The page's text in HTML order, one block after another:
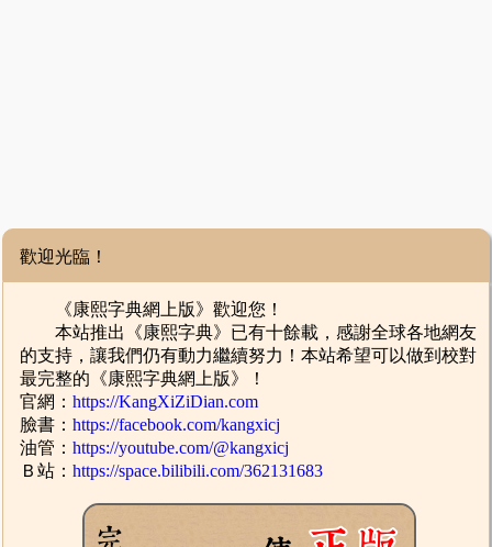
歡迎光臨！
《康熙字典網上版》歡迎您！
本站推出《康熙字典》已有十餘載，感謝全球各地網友
的支持，讓我們仍有動力繼續努力！本站希望可以做到校對
最完整的《康熙字典網上版》！
官網：https://KangXiZiDian.com
臉書：https://facebook.com/kangxicj
油管：https://youtube.com/@kangxicj
Ｂ站：https://space.bilibili.com/362131683